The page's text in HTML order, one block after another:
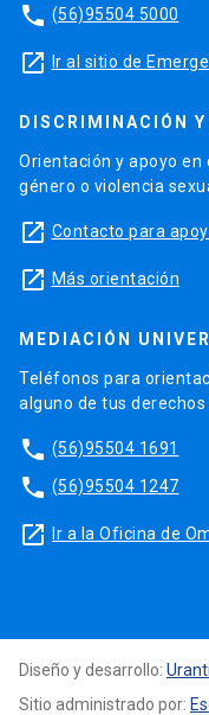
phone (56)95504 5000
launch Ir al sitio de
DISCRIMINACIÓN
Orientación y apoyo en
género o violencia
launch Contacto para
launch Más orientación
MEDIACIÓN
Teléfonos para
alguno de tus
phone (56)95504 1691
phone (56)95504 1247
launch Ir a la Oficina de
Diseño y desarrollo:
Sitio administrado por: